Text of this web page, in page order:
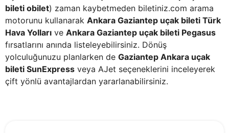
bileti obilet) zaman kaybetmeden biletiniz.com arama
motorunu kullanarak Ankara Gaziantep uçak bileti Türk
Hava Yolları ve Ankara Gaziantep uçak bileti Pegasus
fırsatlarını anında listeleyebilirsiniz. Dönüş
yolculuğunuzu planlarken de Gaziantep Ankara uçak
bileti SunExpress veya AJet seçeneklerini inceleyerek
çift yönlü avantajlardan yararlanabilirsiniz.